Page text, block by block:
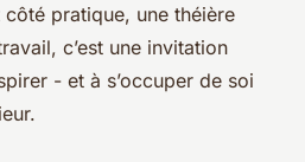
pratique, une théière
c’est une invitation
- et à s’occuper de soi